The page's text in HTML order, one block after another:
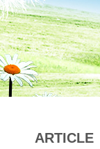
ARTICLE